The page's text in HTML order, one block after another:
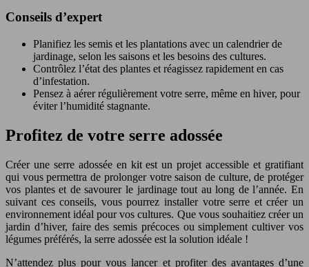
Conseils d’expert
Planifiez les semis et les plantations avec un calendrier de
jardinage, selon les saisons et les besoins des cultures.
Contrôlez l’état des plantes et réagissez rapidement en cas
d’infestation.
Pensez à aérer régulièrement votre serre, même en hiver, pour
éviter l’humidité stagnante.
Profitez de votre serre adossée
Créer une serre adossée en kit est un projet accessible et gratifiant
qui vous permettra de prolonger votre saison de culture, de protéger
vos plantes et de savourer le jardinage tout au long de l’année. En
suivant ces conseils, vous pourrez installer votre serre et créer un
environnement idéal pour vos cultures. Que vous souhaitiez créer un
jardin d’hiver, faire des semis précoces ou simplement cultiver vos
légumes préférés, la serre adossée est la solution idéale !
N’attendez plus pour vous lancer et profiter des avantages d’une